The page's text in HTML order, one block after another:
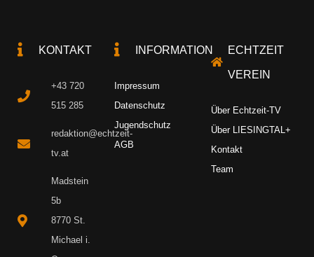
KONTAKT
+43 720
515 285
redaktion@echtzeit-
tv.at
Madstein
5b
8770 St.
Michael i.
INFORMATION
Impressum
Datenschutz
Jugendschutz
AGB
ECHTZEIT
VEREIN
Über Echtzeit-TV
Über LIESINGTAL+
Kontakt
Team